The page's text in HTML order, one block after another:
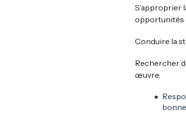
S’approprier
opportunités
Conduire la
Rechercher
œuvre.